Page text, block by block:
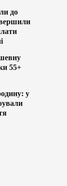
до
55+
у